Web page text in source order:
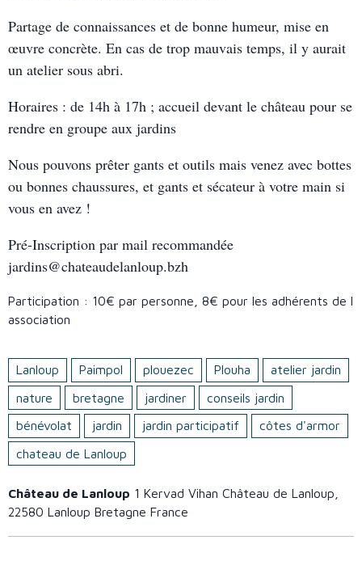
Partage de connaissances et de bonne humeur, mise en
œuvre concrète. En cas de trop mauvais temps, il y aurait
un atelier sous abri.
Horaires : de 14h à 17h ; accueil devant le château pour se
rendre en groupe aux jardins
Nous pouvons prêter gants et outils mais venez avec bottes
ou bonnes chaussures, et gants et sécateur à votre main si
vous en avez !
Pré-Inscription par mail recommandée
jardins@chateaudelanloup.bzh
Participation : 10€ par personne, 8€ pour les adhérents de l
association
Lanloup Paimpol plouezec Plouha
atelier jardin
nature
bretagne jardiner
conseils jardin
bénévolat
jardin jardin participatif
côtes d'armor
chateau de Lanloup
Château de Lanloup 1 Kervad Vihan Château de Lanloup,
22580 Lanloup Bretagne France